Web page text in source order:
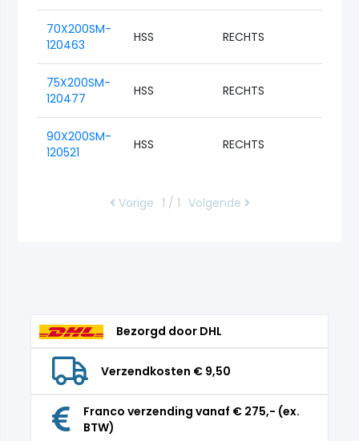
70X200SM-
120463
HSS RECHTS
75X200SM-
120477
HSS RECHTS
90X200SM-
120521
HSS RECHTS
Vorige 1 / 1 Volgende
Bezorgd door DHL
Verzendkosten € 9,50
Franco verzending vanaf € 275,- (ex.
BTW)